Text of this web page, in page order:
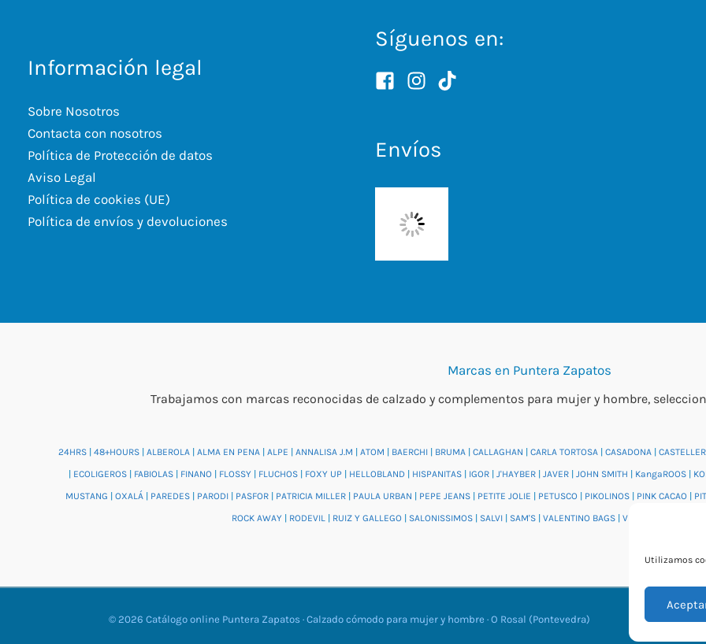
Utilizamos
Información legal
Sobre Nosotros
Contacta con nosotros
Política de Protección de datos
Aviso Legal
Política de cookies (UE)
Política de envíos y devoluciones
Síguenos en:
Envíos
Marcas en Puntera Zapatos
Trabajamos con marcas reconocidas de calzado y complementos para mujer y hombre,
24HRS | 48+HOURS | ALBEROLA | ALMA EN PENA | ALPE | ANNALISA J.M | ATOM | BAERCHI | BRUMA | CALLAGHAN | CARLA TORTOSA | CASADONA | CASTELLER
| ECOLIGEROS | FABIOLAS | FINANO | FLOSSY | FLUCHOS | FOXY UP | HELLOBLAND | HISPANITAS | IGOR | J'HAYBER | JAVER | JOHN SMITH | KangaROOS |
MUSTANG | OXALÁ| PAREDES| PARODI| PASFOR| PATRICIA MILLER| PAULA URBAN | PEPE JEANS| PETITE JOLIE | PETUSCO| PIKOLINOS| PINK CACAO|
ROCK AWAY| RODEVIL| RUIZ Y GALLEGO| SALONISSIMOS| SALVI| SAM'S| VALENTINO BAGS| VIDORRETA
© 2026 Catálogo online Puntera Zapatos · Calzado cómodo para mujer y hombre · O Rosal (Pontevedra)